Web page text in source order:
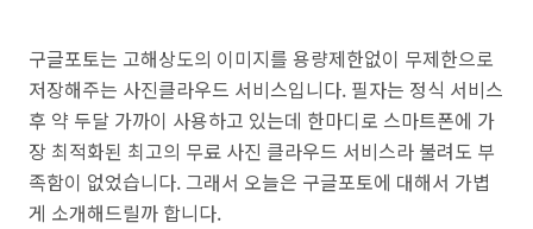
구글포토는 고해상도의 이미지를 용량제한없이 무제한으로
저장해주는 사진클라우드 서비스입니다. 필자는 정식 서비스
후 약 두달 가까이 사용하고 있는데 한마디로 스마트폰에 가
장 최적화된 최고의 무료 사진 클라우드 서비스라 불려도 부
족함이 없었습니다. 그래서 오늘은 구글포토에 대해서 가볍
게 소개해드릴까 합니다.